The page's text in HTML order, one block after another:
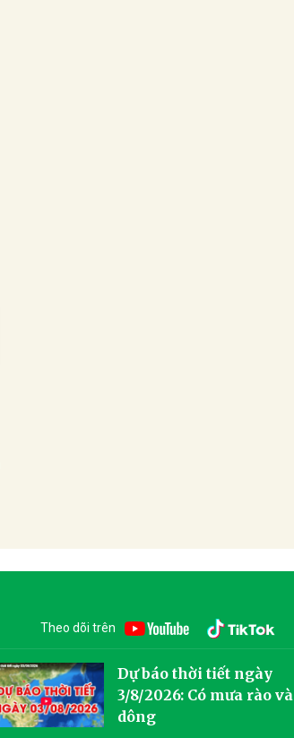
Theo dõi trên
Dự báo thời tiết ngày
3/8/2026: Có mưa rào và
dông